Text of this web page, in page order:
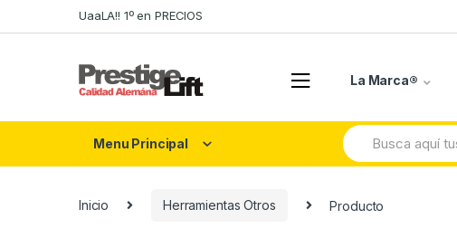
to
to
UaaLA!! 1º en PRECIOS
La Marca®
Menu Principal
Search
for:
Inicio Herramientas Otros Producto